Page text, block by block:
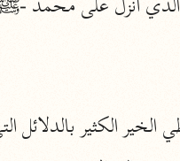
الخير الكثير